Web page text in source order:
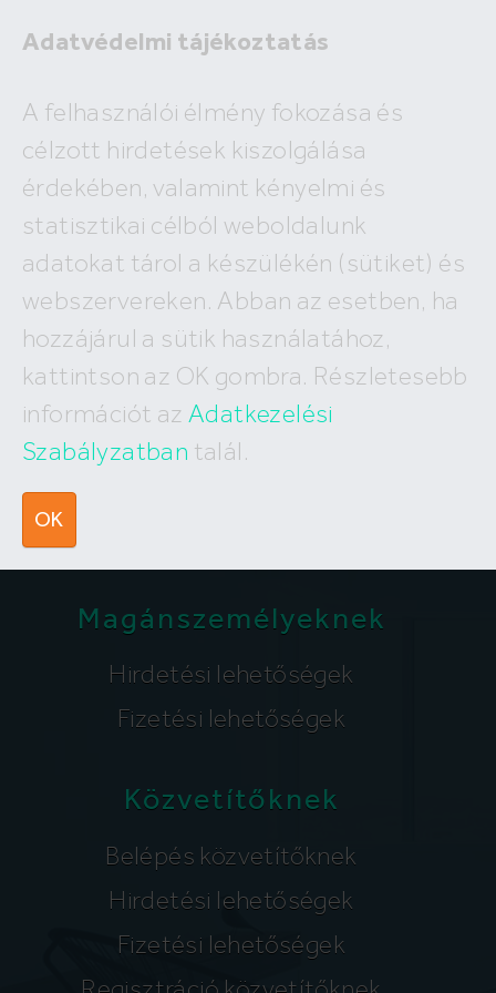
Adatvédelmi tájékoztatás
A felhasználói élmény fokozása és
célzott hirdetések kiszolgálása
érdekében, valamint kényelmi és
statisztikai célból weboldalunk
adatokat tárol a készülékén (sütiket) és
webszervereken. Abban az esetben, ha
hozzájárul a sütik használatához,
kattintson az OK gombra. Részletesebb
információt az Adatkezelési
Szabályzatban talál.
OK
A megadott ingatlan már nem
szerepel az adatbázisunkban!
Hívj minket
+36 (30) 550 5566
Írj nekünk
Magánszemélyeknek
Hirdetési lehetőségek
Fizetési lehetőségek
Közvetítőknek
Belépés közvetítőknek
Hirdetési lehetőségek
Fizetési lehetőségek